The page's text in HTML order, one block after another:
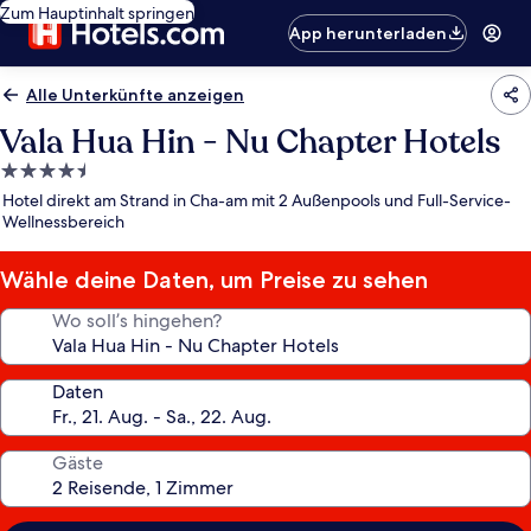
Zum Hauptinhalt springen
App herunterladen
Alle Unterkünfte anzeigen
Vala Hua Hin - Nu Chapter Hotels
4.5-
Sterne-
Unterkunft
Hotel direkt am Strand in Cha-am mit 2 Außenpools und Full-Service-
Wellnessbereich
Wähle deine Daten, um Preise zu sehen
Wo soll’s hingehen?
Daten
Gäste